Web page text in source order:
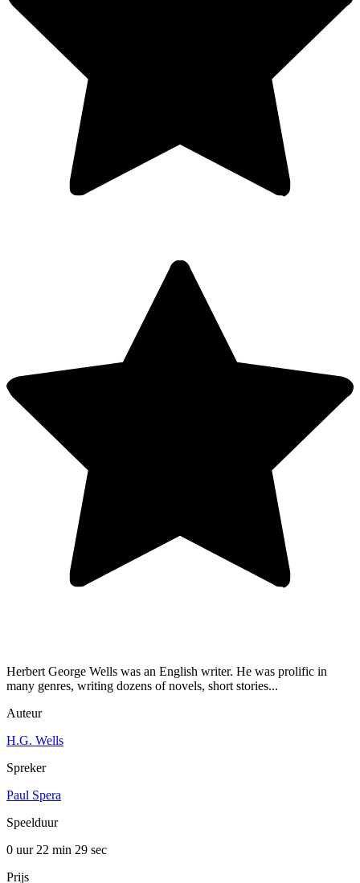
Herbert George Wells was an English writer. He was prolific in
many genres, writing dozens of novels, short stories...
Auteur
H.G. Wells
Spreker
Paul Spera
Speelduur
0 uur 22 min 29 sec
Prijs